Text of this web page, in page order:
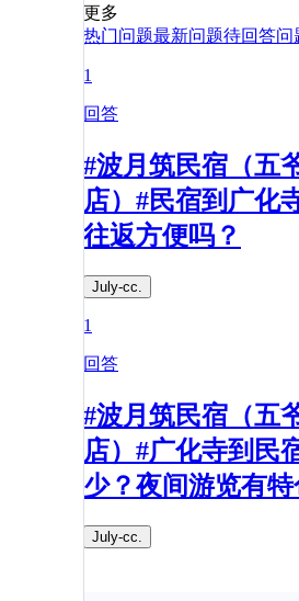
更多
热门问题最新问题待回答问
1
回答
#波月筑民宿（五
店）#民宿到广化
往返方便吗？​
July-cc.
1
回答
#波月筑民宿（五
店）#广化寺到民
少？夜间游览有特
July-cc.